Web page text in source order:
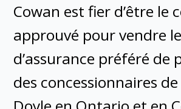
Cowan est fier d’être le
approuvé pour vendre
d’assurance préféré de
des concessionnaires